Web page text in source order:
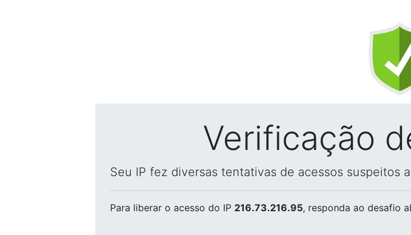
Verificação
Seu IP fez diversas tentativas de acessos suspeitos
Para liberar o acesso do IP 216.73.216.95, responda ao desafio